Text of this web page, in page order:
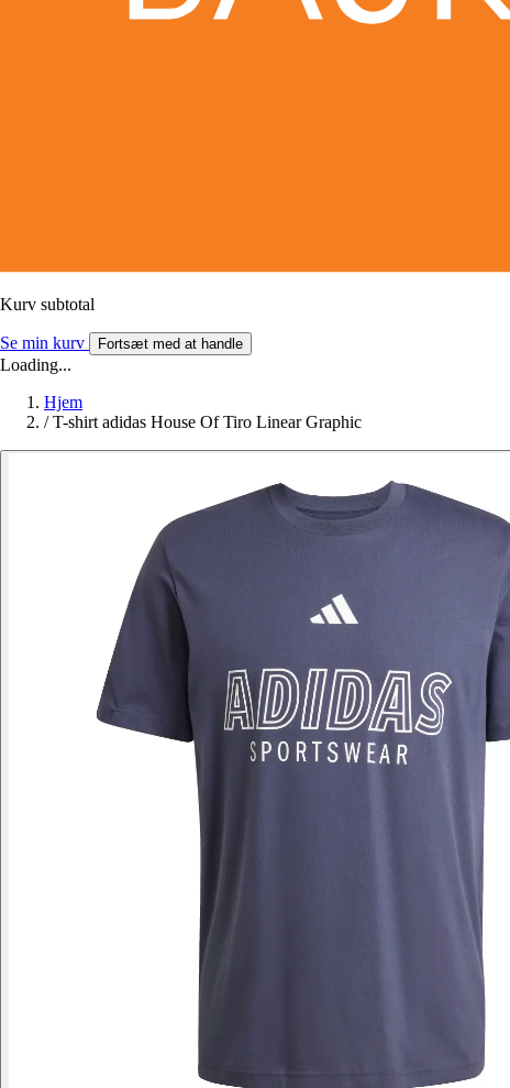
Kurv subtotal
Se min kurv Fortsæt med at handle
Loading...
Hjem
/ T-shirt adidas House Of Tiro Linear Graphic